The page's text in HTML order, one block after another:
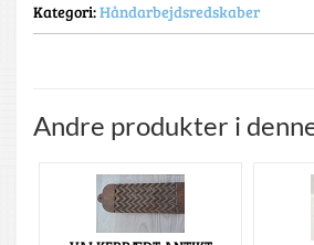
Kategori:Håndarbejdsredskaber
Andre produkter i